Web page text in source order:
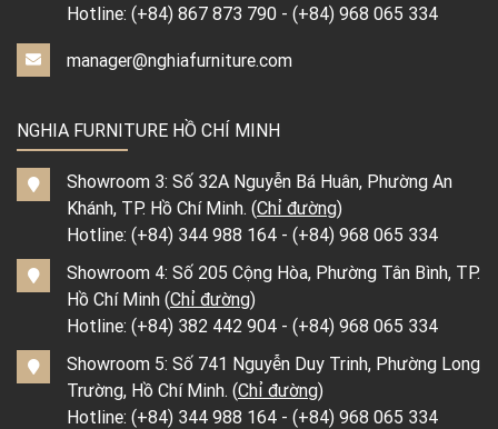
Hotline: (+84) 867 873 790 - (+84) 968 065 334
manager@nghiafurniture.com
NGHIA FURNITURE HỒ CHÍ MINH
Showroom 3: Số 32A Nguyễn Bá Huân, Phường An
Khánh, TP. Hồ Chí Minh. (Chỉ đường)
Hotline: (+84) 344 988 164 - (+84) 968 065 334
Showroom 4: Số 205 Cộng Hòa, Phường Tân Bình, TP.
Hồ Chí Minh (Chỉ đường)
Hotline: (+84) 382 442 904 - (+84) 968 065 334
Showroom 5: Số 741 Nguyễn Duy Trinh, Phường Long
Trường, Hồ Chí Minh. (Chỉ đường)
Hotline: (+84) 344 988 164 - (+84) 968 065 334